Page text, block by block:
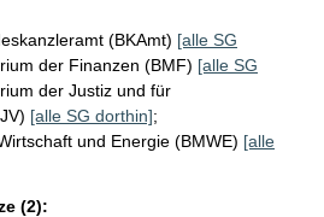
(BKAmt) [alle SG
der Finanzen (BMF) [alle SG
der Justiz und für
[alle SG dorthin];
und Energie (BMWE) [alle
(2):